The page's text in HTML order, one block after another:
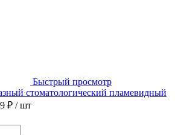
Быстрый просмотр
стоматологический пламевидный
₽ / шт